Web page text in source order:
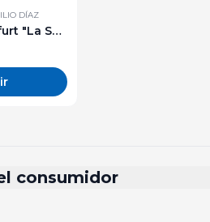
DÍAZ
Salchichas frankfurt "La Selva" - 300 g.
consumidor